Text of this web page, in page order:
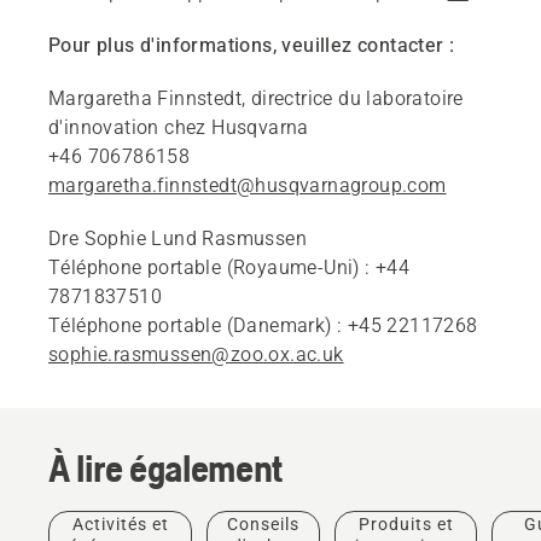
Pour plus d'informations, veuillez contacter :
Margaretha Finnstedt, directrice du laboratoire
d'innovation chez Husqvarna
+46 706786158
margaretha.finnstedt@husqvarnagroup.com
Dre Sophie Lund Rasmussen
Téléphone portable (Royaume-Uni) : +44
7871837510
Téléphone portable (Danemark) : +45 22117268
sophie.rasmussen@zoo.ox.ac.uk
À lire également
Activités et
Conseils
Produits et